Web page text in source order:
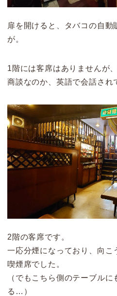
扉を開けると、 タバコの自動
が。
1階には客席はありませんが
商談なのか、英語で会話され
2階の客席です。
一応分煙になっており、向こ
喫煙席でした。
（でもこちら側のテーブル
る…）